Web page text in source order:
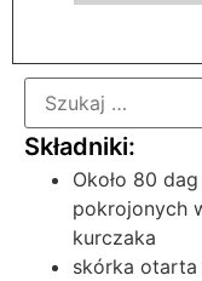
Około 80
pokrojonych
kurczaka
skórka